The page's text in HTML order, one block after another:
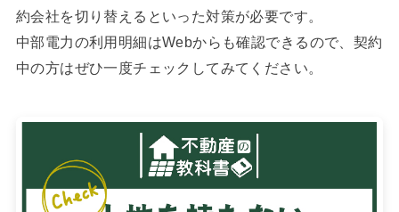
約会社を切り替えるといった対策が必要です。
中部電力の利用明細はWebからも確認できるので、契約
中の方はぜひ一度チェックしてみてください。